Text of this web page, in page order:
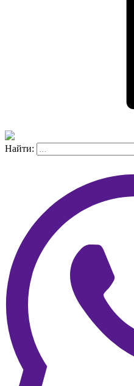
Найти: